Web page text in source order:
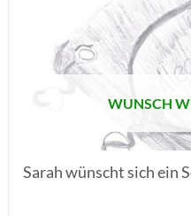
WUNSCH
Sarah wünscht sich ein